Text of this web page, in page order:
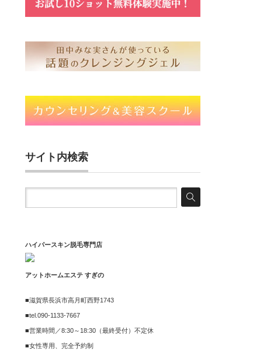
サイト内検索
ハイパースキン脱毛専門店
アットホームエステ すぎの
■滋賀県長浜市高月町西野1743
■tel.090-1133-7667
■営業時間／8:30～18:30（最終受付）不定休
■女性専用、完全予約制